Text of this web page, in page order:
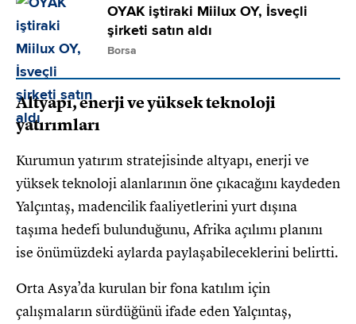
OYAK iştiraki Miilux OY, İsveçli
şirketi satın aldı
Borsa
Altyapı, enerji ve yüksek teknoloji
yatırımları
Kurumun yatırım stratejisinde altyapı, enerji ve
yüksek teknoloji alanlarının öne çıkacağını kaydeden
Yalçıntaş, madencilik faaliyetlerini yurt dışına
taşıma hedefi bulunduğunu, Afrika açılımı planını
ise önümüzdeki aylarda paylaşabileceklerini belirtti.
Orta Asya’da kurulan bir fona katılım için
çalışmaların sürdüğünü ifade eden Yalçıntaş,